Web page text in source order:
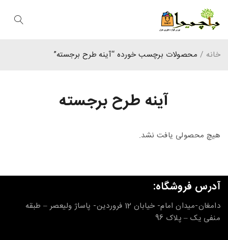
آینه طرح برجسته
خانه / محصولات برچسب خورده “آینه طرح برجسته”
هیچ محصولی یافت نشد.
آدرس فروشگاه:
دامغان-میدان امام- خیابان 12 فروردین- پاساژ ولیعصر – طبقه
منفی یک – پلاک 96